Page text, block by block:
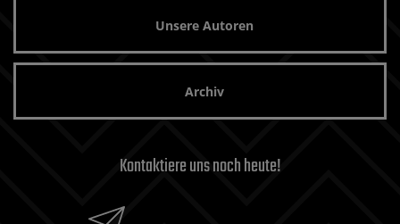
Unsere Autoren
Archiv
Kontaktiere uns noch heute!